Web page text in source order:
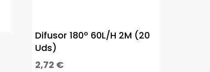
Difusor 180º 60L/H 2M (20
Uds)
2,72 €